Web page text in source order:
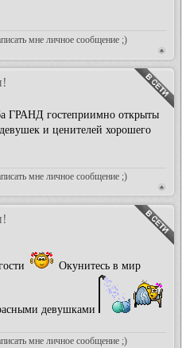
мне личное сообщение ;)
ГРАНД гостеприимно открыты
и ценителей хорошего
мне личное сообщение ;)
Окунитесь в мир
девушками
мне личное сообщение ;)